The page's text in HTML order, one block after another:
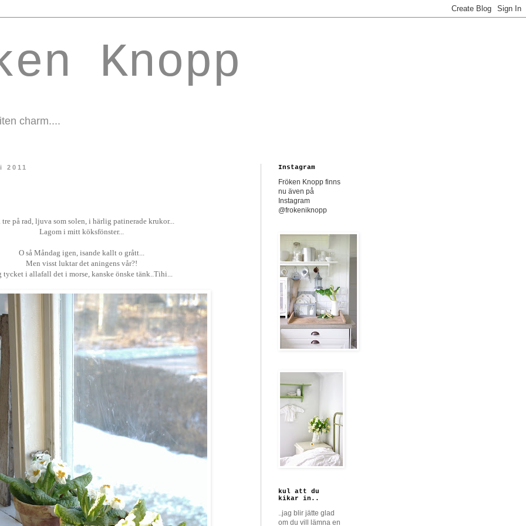
Knopp
charm....
2011
tre på rad, ljuva som solen, i härlig patinerade krukor...
Lagom i mitt köksfönster...
O så Måndag igen, isande kallt o grått...
Men visst luktar det aningens vår?!
tycket i allafall det i morse, kanske önske tänk..Tihi...
Instagram
Fröken Knopp finns
nu även på
Instagram
@frokeniknopp
kul att du
kikar in..
..jag blir jätte glad
om du vill lämna en